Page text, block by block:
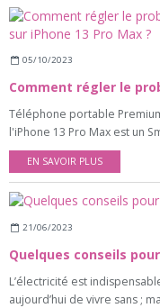
05/10/2023
Téléphone portable
l'iPhone 13 Pro Max est un
EN SAVOIR PLUS
21/06/2023
L’électricité est
aujourd’hui de vivre sans ;